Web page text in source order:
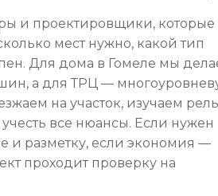
и проектировщики, которые
мест нужно, какой тип
Для дома в Гомеле мы
а для ТРЦ —
на участок, изучаем
все нюансы. Если нужен
и разметку, если экономия —
проходит проверку на